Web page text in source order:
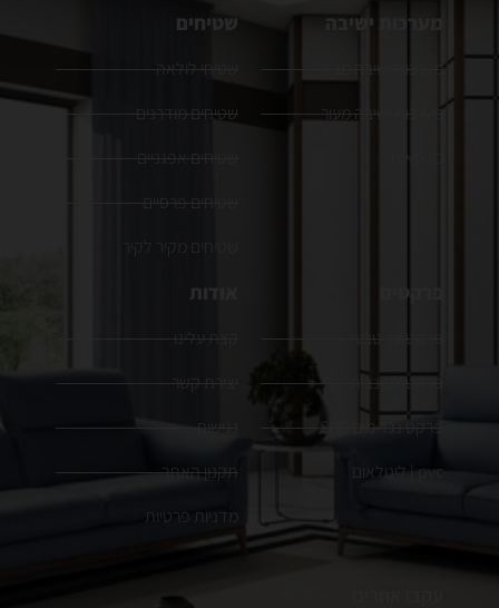
מערכות ישיבה
מערכות ישיבה מבד
מערכות ישיבה מעור
כורסאות
שטיחים
שטיחי לולאה
שטיחים מודרנים
שטיחים אפגניים
שטיחים פרסיים
שטיחים מקיר לקיר
פרקטים
פרקט עץ טבעי
פרקט למינציה
פרקט נגד מים SPC
pvc | לינולאום
אודות
קצת עלינו
יצירת קשר
נגישות
תקנון האתר
מדניות פרטיות